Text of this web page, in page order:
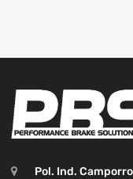
Pol. Ind.